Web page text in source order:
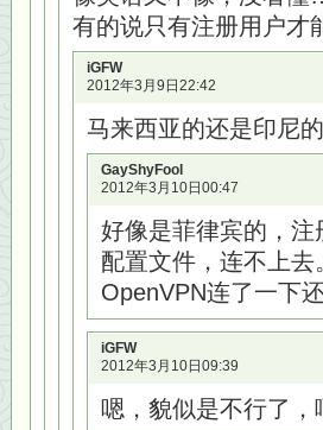
有的说只有注册用户才
iGFW
2012年3月9日22:42
马来西亚的还是印尼
GayShyFool
2012年3月10日00:47
好像是菲律宾的，
配置文件，连不上
OpenVPN连了一下
iGFW
2012年3月10日09:39
嗯，貌似是不行了，